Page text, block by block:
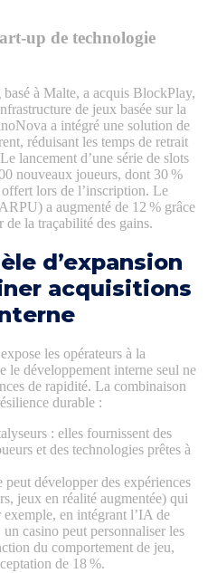
de technologie
à Malte, a acquis BlockPlay,
de jeux basée sur la
a intégré une solution de
réduisant les temps de retrait
lancement d’une série de slots
nouveaux joueurs, dont 30 %
lors de l’inscription. Le
a augmenté de 12 % grâce
de la traçabilité des gains.
d’expansion
acquisitions
les opérateurs à la
le développement interne seul ne
de rapidité. La combinaison
durable :
: elles fournissent des
et des technologies prêtes à
développer des expériences
jeux en réalité augmentée) qui
en intégrant l’IA de
casino peut personnaliser les
du comportement de jeu,
de 18 %.